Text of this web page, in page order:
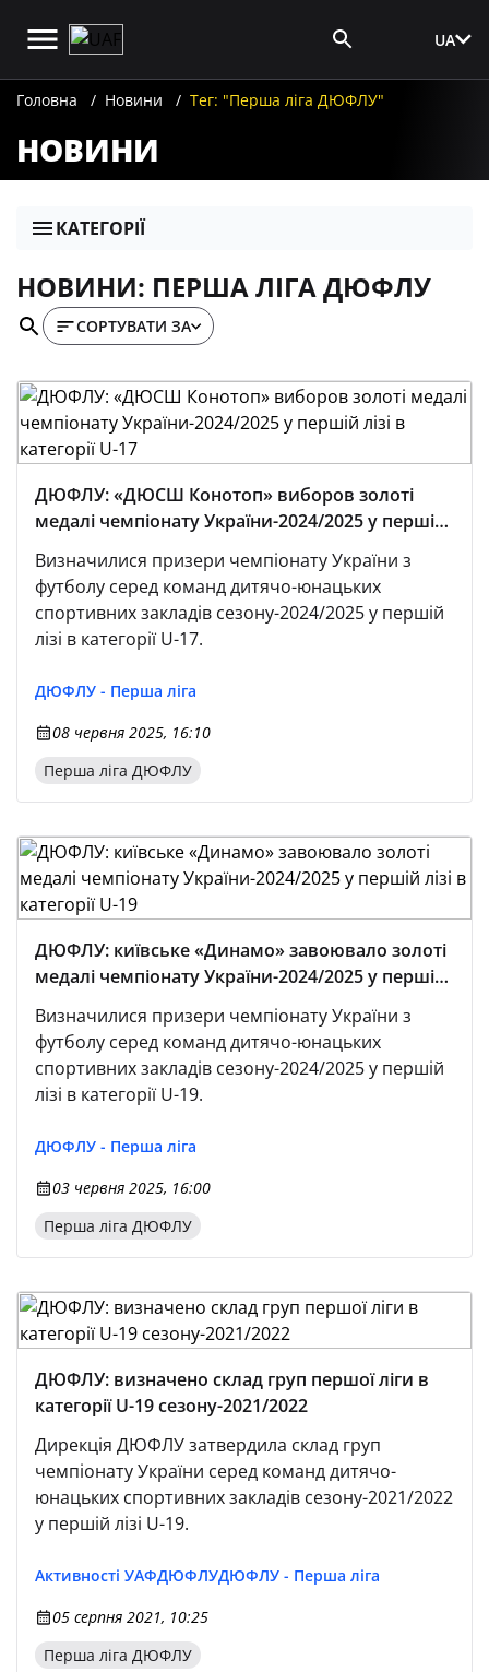
UA
Головна Новини Тег: "Перша ліга ДЮФЛУ"
НОВИНИ
КАТЕГОРІЇ
НОВИНИ: ПЕРША ЛІГА ДЮФЛУ
СОРТУВАТИ ЗА
ДЮФЛУ: «ДЮСШ Конотоп» виборов золоті
медалі чемпіонату України-2024/2025 у першій
Визначилися призери чемпіонату України з
футболу серед команд дитячо-юнацьких
спортивних закладів сезону-2024/2025 у першій
лізі в категорії U-17.
ДЮФЛУ - Перша ліга
08 червня 2025, 16:10
Перша ліга ДЮФЛУ
ДЮФЛУ: київське «Динамо» завоювало золоті
медалі чемпіонату України-2024/2025 у першій
Визначилися призери чемпіонату України з
футболу серед команд дитячо-юнацьких
спортивних закладів сезону-2024/2025 у першій
лізі в категорії U-19.
ДЮФЛУ - Перша ліга
03 червня 2025, 16:00
Перша ліга ДЮФЛУ
ДЮФЛУ: визначено склад груп першої ліги в
категорії U-19 сезону-2021/2022
Дирекція ДЮФЛУ затвердила склад груп
чемпіонату України серед команд дитячо-
юнацьких спортивних закладів сезону-2021/2022
у першій лізі U-19.
Активності УАФДЮФЛУДЮФЛУ - Перша ліга
05 серпня 2021, 10:25
Перша ліга ДЮФЛУ